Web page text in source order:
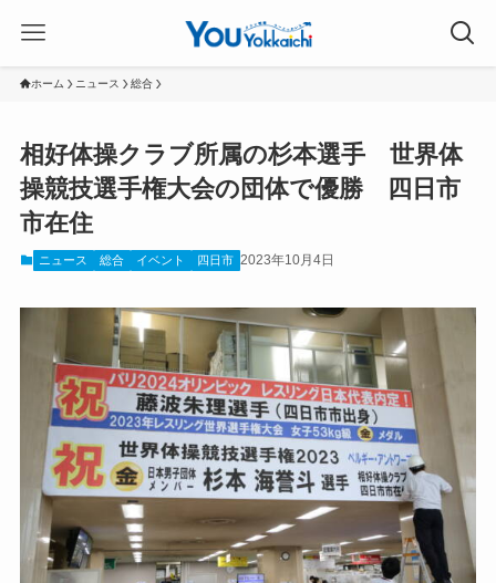
ホーム ニュース 総合
相好体操クラブ所属の杉本選手 世界体
操競技選手権大会の団体で優勝 四日市
市在住
ニュース 総合 イベント 四日市 2023年10月4日